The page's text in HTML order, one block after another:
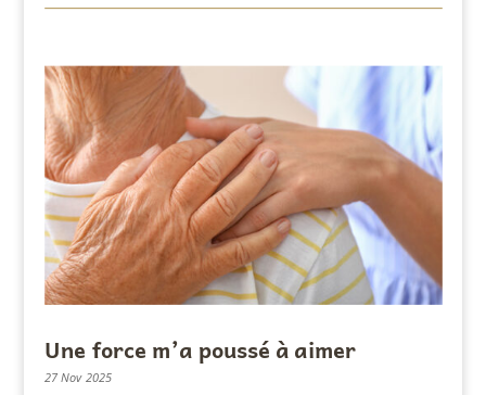
Une force m’a poussé à aimer
27 Nov 2025